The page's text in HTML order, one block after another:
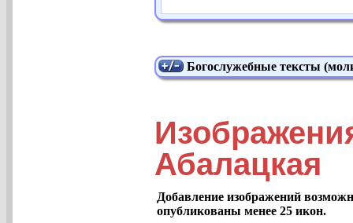
Богослужебные тексты
Абалацкая
Добавление изображений
опубликованы менее 25 икон.